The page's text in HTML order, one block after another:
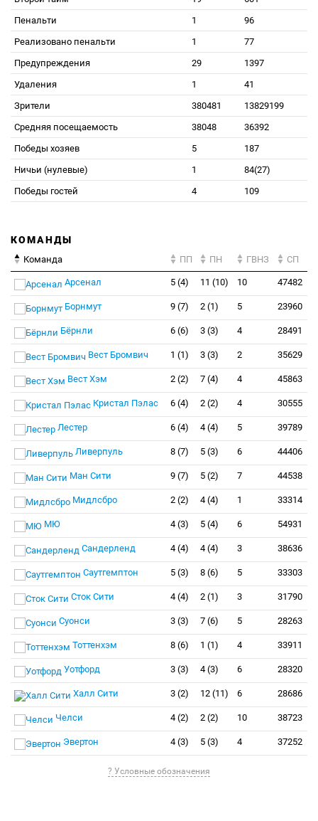
Пенальти
1
96
Реализовано пенальти
1
77
Предупреждения
29
1397
Удаления
1
41
Зрители
380481
13829199
Средняя посещаемость
38048
36392
Победы хозяев
5
187
Ничьи (нулевые)
1
84(27)
Победы гостей
4 109
КОМАНДЫ
Команда ПП ПН ГВНЗ СП
Арсенал 5 (4) 11 (10) 10 47482
Борнмут 9 (7) 2 (1) 5 23960
Бёрнли 6 (6) 3 (3) 4 28491
Вест Бромвич 1 (1) 3 (3) 2 35629
Вест Хэм 2 (2) 7 (4) 4 45863
Кристал Пэлас 6 (4) 2 (2) 4 30555
Лестер 6 (4) 4 (4) 5 39789
Ливерпуль 8 (7) 5 (3) 6 44406
Ман Сити 9 (7) 5 (2) 7 44538
Мидлсбро 2 (2) 4 (4) 1 33314
МЮ 4 (3) 5 (4) 6 54931
Сандерленд 4 (4) 4 (4) 3 38636
Саутгемптон 5 (3) 8 (6) 5 33303
Сток Сити 4 (4) 2 (1) 3 31790
Суонси 3 (3) 7 (6) 5 28263
Тоттенхэм 8 (6) 1 (1) 4 33911
Уотфорд 3 (3) 4 (3) 6 28320
Халл Сити 3 (2) 12 (11) 6 28686
Челси 4 (2) 2 (2) 10 38723
Эвертон 4 (3) 5 (3) 4 37252
? Условные обозначения